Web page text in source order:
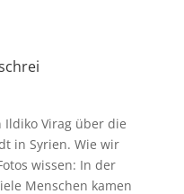
Ildiko Virag über die
in Syrien. Wie wir
wissen: In der
Menschen kamen